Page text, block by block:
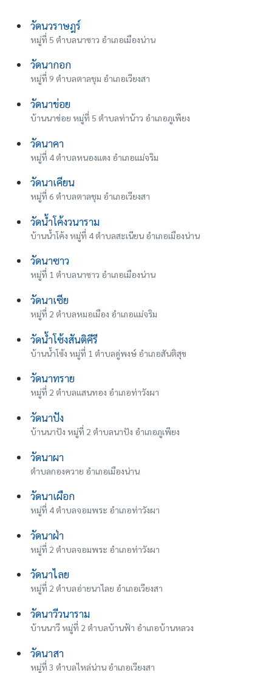
วัดนวราษฎร์
หมู่ที่ 5 ตำบลนาซาว อำเภอเมืองน่าน
วัดนากอก
หมู่ที่ 9 ตำบลตาลชุม อำเภอเวียงสา
วัดนาข่อย
บ้านนาข่อย หมู่ที่ 5 ตำบลท่าน้าว อำเภอภูเพียง
วัดนาคา
หมู่ที่ 4 ตำบลหนองแดง อำเภอแม่จริม
วัดนาเคียน
หมู่ที่ 6 ตำบลตาลชุม อำเภอเวียงสา
วัดน้ําโค้งวนาราม
บ้านน้ําโค้ง หมู่ที่ 4 ตำบลสะเนียน อำเภอเมืองน่าน
วัดนาซาว
หมู่ที่ 1 ตำบลนาซาว อำเภอเมืองน่าน
วัดนาเซีย
หมู่ที่ 2 ตำบลหมอเมือง อำเภอแม่จริม
วัดน้ําโซ้งสันติคีรี
บ้านน้ําโซ้ง หมู่ที่ 1 ตำบลดู่พงษ์ อำเภอสันติสุข
วัดนาทราย
หมู่ที่ 2 ตำบลแสนทอง อำเภอท่าวังผา
วัดนาปัง
บ้านนาปัง หมู่ที่ 2 ตำบลนาปัง อำเภอภูเพียง
วัดนาผา
ตำบลกองควาย อำเภอเมืองน่าน
วัดนาเผือก
หมู่ที่ 4 ตำบลจอมพระ อำเภอท่าวังผา
วัดนาฝ่า
หมู่ที่ 2 ตำบลจอมพระ อำเภอท่าวังผา
วัดนาไลย
หมู่ที่ 2 ตำบลอ่ายนาไลย อำเภอเวียงสา
วัดนาวีวนาราม
บ้านนาวี หมู่ที่ 2 ตำบลบ้านฟ้า อำเภอบ้านหลวง
วัดนาสา
หมู่ที่ 3 ตำบลไหล่น่าน อำเภอเวียงสา